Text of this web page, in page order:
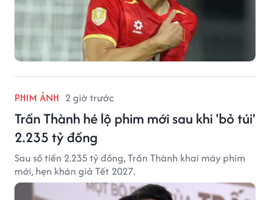
PHIM ẢNH 2 giờ trước
Trấn Thành hé lộ phim mới sau khi 'bỏ túi'
2.235 tỷ đồng
Sau số tiền 2.235 tỷ đồng, Trấn Thành khai máy phim
mới, hẹn khán giả Tết 2027.